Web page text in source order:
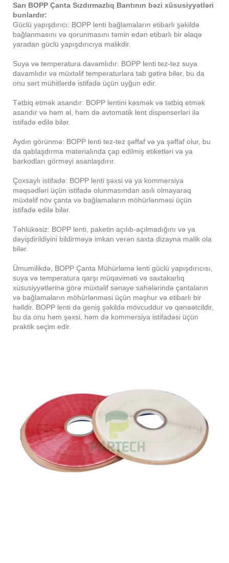
Sarı BOPP Çanta Sızdırmazlıq Bantının bəzi xüsusiyyətləri
bunlardır:
Güclü yapışdırıcı: BOPP lenti bağlamaların etibarlı şəkildə
bağlanmasını və qorunmasını təmin edən etibarlı bir əlaqə
yaradan güclü yapışdırıcıya malikdir.
Suya və temperatura davamlıdır: BOPP lenti tez-tez suya
davamlıdır və müxtəlif temperaturlara tab gətirə bilər, bu da
onu sərt mühitlərdə istifadə üçün uyğun edir.
Tətbiq etmək asandır: BOPP lentini kəsmək və tətbiq etmək
asandır və həm əl, həm də avtomatik lent dispenserləri ilə
istifadə edilə bilər.
Aydın görünmə: BOPP lenti tez-tez şəffaf və ya şəffaf olur, bu
da qablaşdırma materialında çap edilmiş etiketləri və ya
barkodları görməyi asanlaşdırır.
Çoxsaylı istifadə: BOPP lenti şəxsi və ya kommersiya
məqsədləri üçün istifadə olunmasından asılı olmayaraq
müxtəlif növ çanta və bağlamaların möhürlənməsi üçün
istifadə edilə bilər.
Təhlükəsiz: BOPP lenti, paketin açılıb-açılmadığını və ya
dəyişdirildiyini bildirməyə imkan verən saxta dizayna malik ola
bilər.
Ümumilikdə, BOPP Çanta Mühürləmə lenti güclü yapışdırıcısı,
suya və temperatura qarşı müqaviməti və saxtakarlıq
xüsusiyyətlərinə görə müxtəlif sənaye sahələrində çantaların
və bağlamaların möhürlənməsi üçün məşhur və etibarlı bir
həlldir. BOPP lenti də geniş şəkildə mövcuddur və qənaətcildir,
bu da onu həm şəxsi, həm də kommersiya istifadəsi üçün
praktik seçim edir.